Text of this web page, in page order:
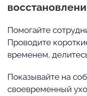
Помогайте
Проводите
временем,
Показывайте на
своевременный